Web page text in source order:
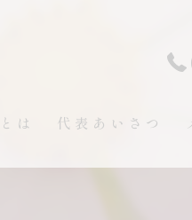
は 代表あいさつ